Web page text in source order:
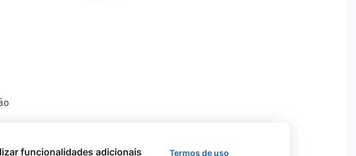
funcionalidades adicionais Termos de uso